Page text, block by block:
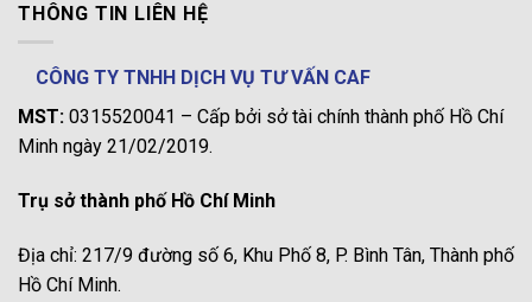
THÔNG TIN LIÊN HỆ
CÔNG TY TNHH DỊCH VỤ TƯ VẤN CAF
MST: 0315520041 – Cấp bởi sở tài chính thành phố Hồ Chí
Minh ngày 21/02/2019.
Trụ sở thành phố Hồ Chí Minh
Địa chỉ: 217/9 đường số 6, Khu Phố 8, P. Bình Tân, Thành phố
Hồ Chí Minh.